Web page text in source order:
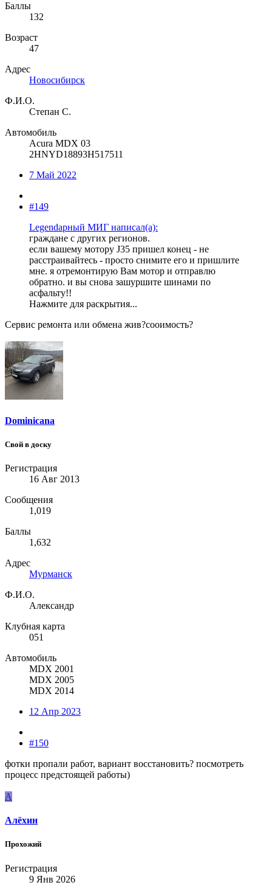
Баллы
132
Возраст
47
Адрес
Новосибирск
Ф.И.О.
Степан С.
Автомобиль
Acura MDX 03
2HNYD18893H517511
7 Май 2022
#149
Legendарный МИГ написал(а):
граждане с других регионов.
если вашему мотору J35 пришел конец - не
расстраивайтесь - просто снимите его и пришлите
мне. я отремонтирую Вам мотор и отправлю
обратно. и вы снова зашуршите шинами по
асфальту!!
Нажмите для раскрытия...
Сервис ремонта или обмена жив?сооимость?
Dominicana
Свой в доску
Регистрация
16 Авг 2013
Сообщения
1,019
Баллы
1,632
Адрес
Мурманск
Ф.И.О.
Александр
Клубная карта
051
Автомобиль
MDX 2001
MDX 2005
MDX 2014
12 Апр 2023
#150
фотки пропали работ, вариант восстановить? посмотреть
процесс предстоящей работы)
А
Алёхин
Прохожий
Регистрация
9 Янв 2026